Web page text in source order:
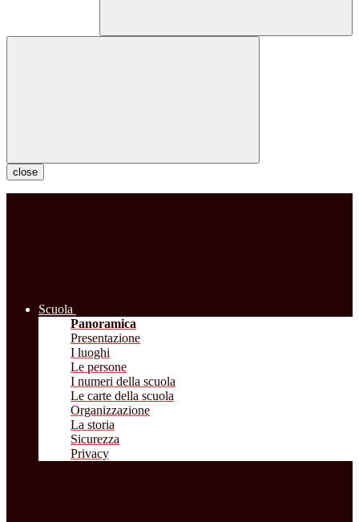
close
Scuola
Panoramica
Presentazione
I luoghi
Le persone
I numeri della scuola
Le carte della scuola
Organizzazione
La storia
Sicurezza
Privacy